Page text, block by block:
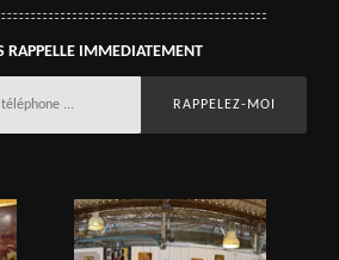
RAPPELLE IMMEDIATEMENT